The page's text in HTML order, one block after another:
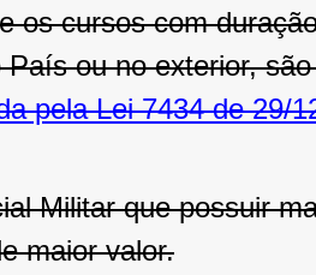
os cursos com
País ou no exterior,
pela Lei 7434 de 29/
Militar que possuir
maior valor.